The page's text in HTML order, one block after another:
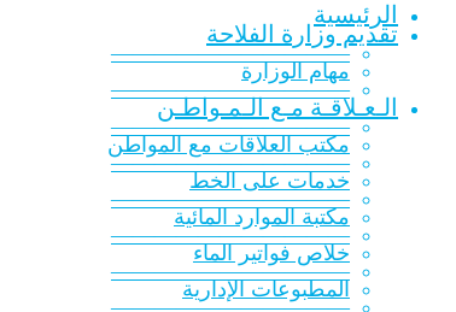
الرئيسية
تقديم وزارة الفلاحة
———————————
مهام الوزارة
———————————
الـعـلاقـة مـع الـمـواطـن
———————————
مكتب العلاقات مع المواطن
———————————
خدمات على الخط
———————————
مكتبة الموارد المائية
———————————
خلاص فواتير الماء
———————————
المطبوعات الإدارية
———————————